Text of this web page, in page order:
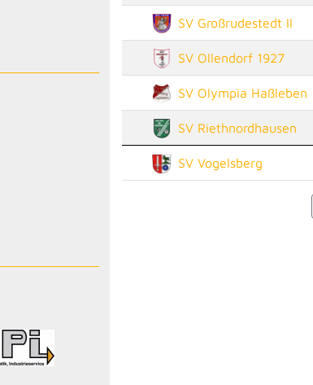
SV Großrudestedt II
SV Ollendorf 1927
SV Olympia Haßleben
SV Riethnordhausen
SV Vogelsberg